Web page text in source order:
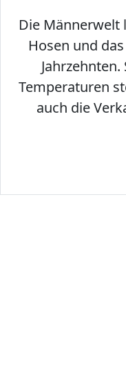
Die Männerwelt
Hosen und
Temperaturen
auch die